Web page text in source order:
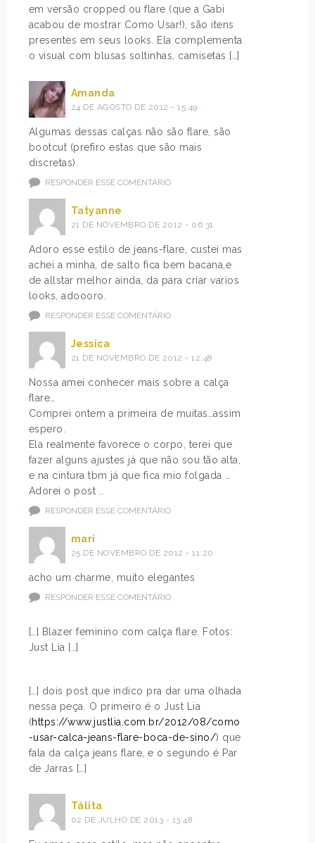
em versão cropped ou flare (que a Gabi
acabou de mostrar Como Usar!), são itens
presentes em seus looks. Ela complementa
o visual com blusas soltinhas, camisetas […]
Amanda
24 DE AGOSTO DE 2012 - 15:49
Algumas dessas calças não são flare, são
bootcut (prefiro estas que são mais
discretas).
RESPONDER ESSE COMENTÁRIO
Tatyanne
21 DE NOVEMBRO DE 2012 - 06:31
Adoro esse estilo de jeans-flare, custei mas
achei a minha, de salto fica bem bacana,e
de allstar melhor ainda, da para criar varios
looks, adoooro.
RESPONDER ESSE COMENTÁRIO
Jessica
21 DE NOVEMBRO DE 2012 - 12:48
Nossa amei conhecer mais sobre a calça
flare…
Comprei ontem a primeira de muitas…assim
espero.
Ela realmente favorece o corpo, terei que
fazer alguns ajustes já que não sou tão alta,
e na cintura tbm já que fica mio folgada …
Adorei o post ..
RESPONDER ESSE COMENTÁRIO
mari
25 DE NOVEMBRO DE 2012 - 11:20
acho um charme, muito elegantes
RESPONDER ESSE COMENTÁRIO
[…] Blazer feminino com calça flare. Fotos:
Just Lia […]
[…] dois post que indico pra dar uma olhada
nessa peça. O primeiro é o Just Lia
(https://www.justlia.com.br/2012/08/como
-usar-calca-jeans-flare-boca-de-sino/) que
fala da calça jeans flare, e o segundo é Par
de Jarras […]
Tálita
02 DE JULHO DE 2013 - 13:48